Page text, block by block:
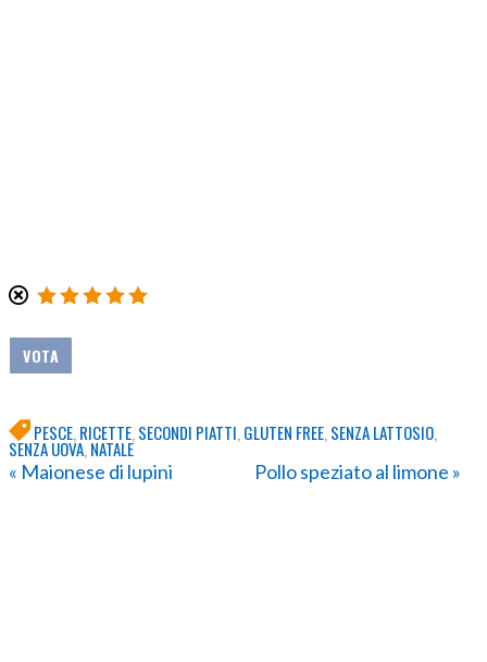
PESCE RICETTE SECONDI PIATTI GLUTEN FREE SENZA LATTOSIO
SENZA UOVA NATALE
« Maionese di lupini
Pollo speziato al limone »